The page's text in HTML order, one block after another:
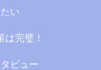
い
は完璧！
ビュー